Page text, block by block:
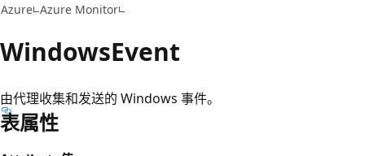
Azure Azure Monitor
WindowsEvent
由代理收集和发送的 Windows 事件。
表属性